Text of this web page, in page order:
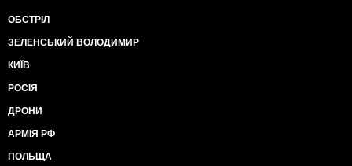
ОБСТРІЛ
ЗЕЛЕНСЬКИЙ ВОЛОДИМИР
КИЇВ
РОСІЯ
ДРОНИ
АРМІЯ РФ
ПОЛЬЩА